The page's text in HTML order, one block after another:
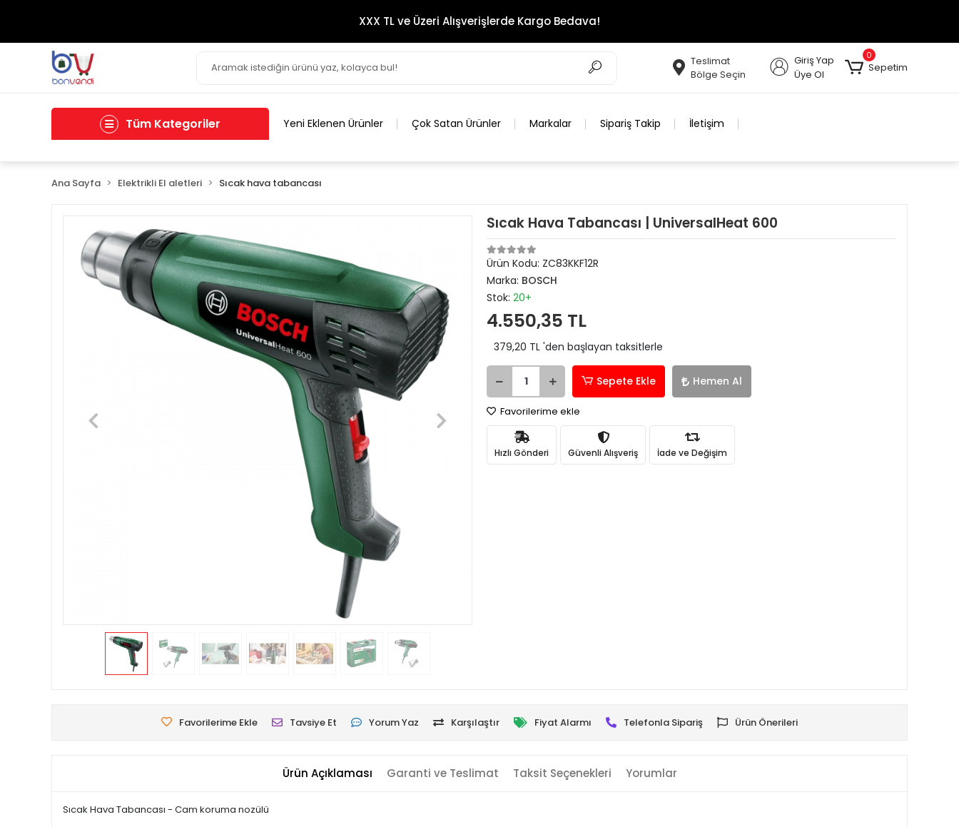
XXX TL ve Üzeri Alışverişlerde Kargo Bedava!
Teslimat
Bölge Seçin
Giriş Yap
Üye Ol
0
Sepetim
Tüm Kategoriler Yeni Eklenen Ürünler Çok Satan Ürünler Markalar Sipariş Takip İletişim
Ana Sayfa Elektrikli El aletleri Sıcak hava tabancası
Sıcak Hava Tabancası | UniversalHeat 600
Ürün Kodu: ZC83KKF12R
Marka: BOSCH
Stok: 20+
4.550,35 TL
379,20 TL 'den başlayan taksitlerle
Sepete Ekle Hemen Al
Favorilerime ekle
Hızlı Gönderi Güvenli Alışveriş İade ve Değişim
Favorilerime Ekle Tavsiye Et Yorum Yaz Karşılaştır Fiyat Alarmı Telefonla Sipariş Ürün Önerileri
Ürün Açıklaması Garanti ve Teslimat Taksit Seçenekleri Yorumlar
Sıcak Hava Tabancası - Cam koruma nozülü